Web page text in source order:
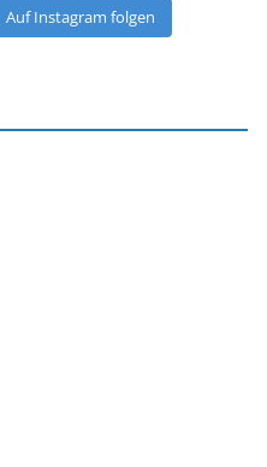
Auf Instagram folgen